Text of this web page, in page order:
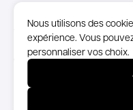
Nous utilisons des
expérience. Vous
personnaliser vos choix.
© Copyright Syntec, 2026
Politique de